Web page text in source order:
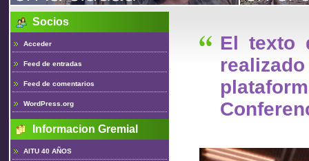
del UruguayEl texto
Socios
Acceder
Feed de entradas
Feed de comentarios
WordPress.org
Informacion Gremial
AITU 40 AÑOS